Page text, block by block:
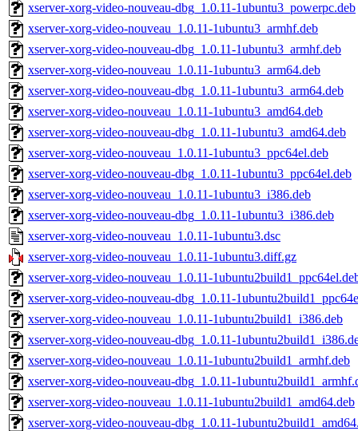
xserver-xorg-video-nouveau-dbg_1.0.11-1ubuntu3_powerpc.deb
xserver-xorg-video-nouveau_1.0.11-1ubuntu3_armhf.deb
xserver-xorg-video-nouveau-dbg_1.0.11-1ubuntu3_armhf.deb
xserver-xorg-video-nouveau_1.0.11-1ubuntu3_arm64.deb
xserver-xorg-video-nouveau-dbg_1.0.11-1ubuntu3_arm64.deb
xserver-xorg-video-nouveau_1.0.11-1ubuntu3_amd64.deb
xserver-xorg-video-nouveau-dbg_1.0.11-1ubuntu3_amd64.deb
xserver-xorg-video-nouveau_1.0.11-1ubuntu3_ppc64el.deb
xserver-xorg-video-nouveau-dbg_1.0.11-1ubuntu3_ppc64el.deb
xserver-xorg-video-nouveau_1.0.11-1ubuntu3_i386.deb
xserver-xorg-video-nouveau-dbg_1.0.11-1ubuntu3_i386.deb
xserver-xorg-video-nouveau_1.0.11-1ubuntu3.dsc
xserver-xorg-video-nouveau_1.0.11-1ubuntu3.diff.gz
xserver-xorg-video-nouveau_1.0.11-
xserver-xorg-video-nouveau-dbg_1.0.11-
xserver-xorg-video-nouveau_1.0.11-1ubuntu2build1_i386.deb
xserver-xorg-video-nouveau-dbg_1.0.11-
xserver-xorg-video-nouveau_1.0.11-1ubuntu2build1_armhf.deb
xserver-xorg-video-nouveau-dbg_1.0.11-
xserver-xorg-video-nouveau_1.0.11-1ubuntu2build1_amd64.deb
xserver-xorg-video-nouveau-dbg_1.0.11-